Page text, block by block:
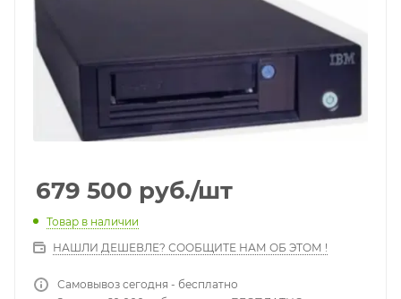
679 500 руб./шт
Товар в наличии
НАШЛИ ДЕШЕВЛЕ? СООБЩИТЕ НАМ ОБ ЭТОМ !
Самовывоз сегодня - бесплатно